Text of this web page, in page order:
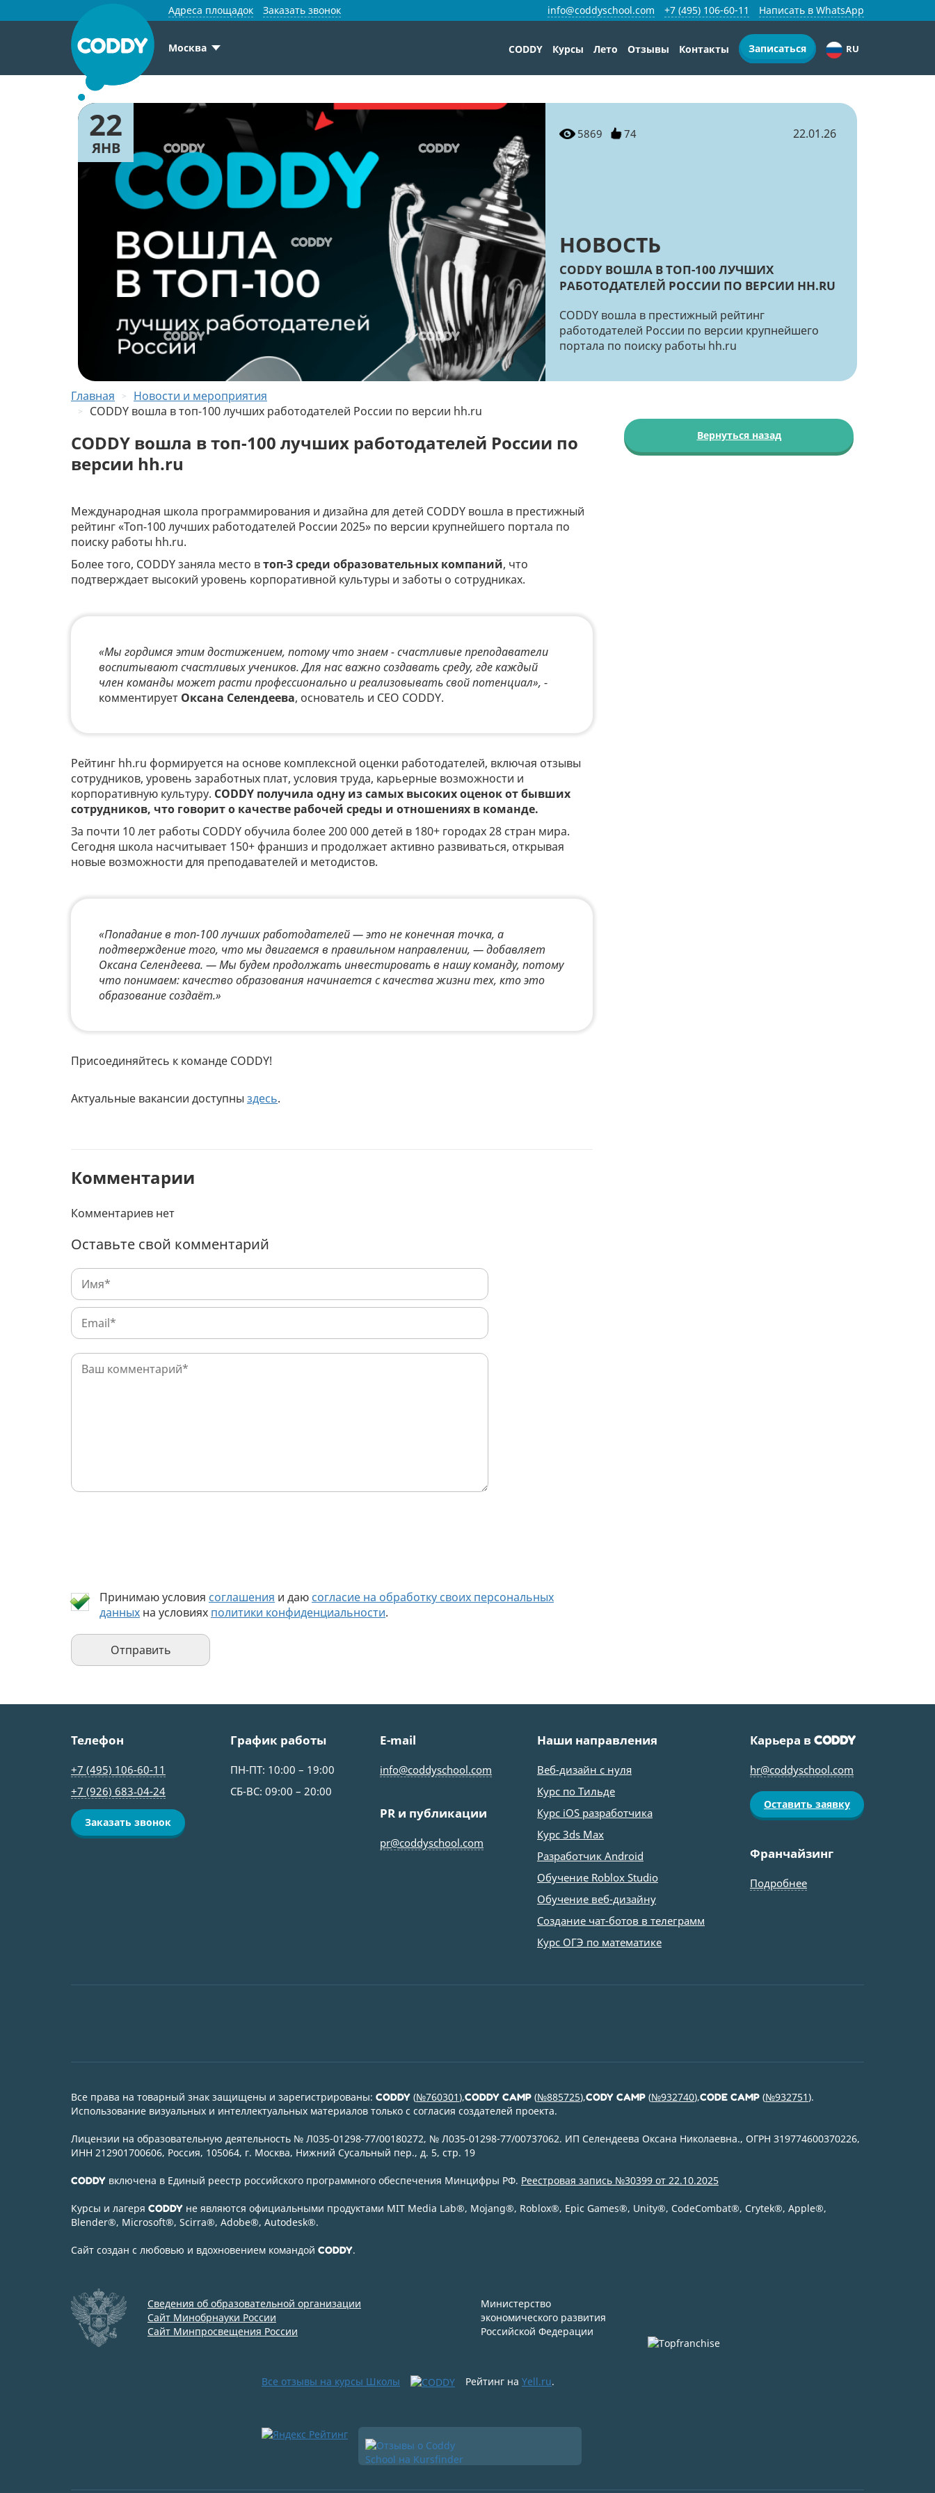
Адреса площадок Заказать звонок Написать в WhatsApp
+7 (495) 106-60-11
info@coddyschool.com
Москва CODDY Курсы Лето Отзывы Контакты Записаться RU
22
ЯНВ
5869 74 22.01.26
НОВОСТЬ
CODDY ВОШЛА В ТОП-100 ЛУЧШИХ
РАБОТОДАТЕЛЕЙ РОССИИ ПО ВЕРСИИ HH.RU
CODDY вошла в престижный рейтинг
работодателей России по версии крупнейшего
портала по поиску работы hh.ru
Главная
Новости и мероприятия
CODDY вошла в топ-100 лучших работодателей России по версии hh.ru
CODDY вошла в топ-100 лучших работодателей России по
версии hh.ru
Международная школа программирования и дизайна для детей CODDY вошла в престижный
рейтинг «Топ-100 лучших работодателей России 2025» по версии крупнейшего портала по
поиску работы hh.ru.
Более того, CODDY заняла место втоп-3 среди образовательных компаний, что
подтверждает высокий уровень корпоративной культуры и заботы о сотрудниках.
«Мы гордимся этим достижением, потому что знаем - счастливые преподаватели
воспитывают счастливых учеников. Для нас важно создавать среду, где каждый
член команды может расти профессионально и реализовывать свой потенциал», -
комментирует Оксана Селендеева, основатель и CEO CODDY.
Рейтинг hh.ru формируется на основе комплексной оценки работодателей, включая отзывы
сотрудников, уровень заработных плат, условия труда, карьерные возможности и
корпоративную культуру. CODDY получила одну из самых высоких оценок от бывших
сотрудников, что говорит о качестве рабочей среды и отношениях в команде.
За почти 10 лет работы CODDY обучила более 200 000 детей в 180+ городах 28 стран мира.
Сегодня школа насчитывает 150+ франшиз и продолжает активно развиваться, открывая
новые возможности для преподавателей и методистов.
«Попадание в топ-100 лучших работодателей — это не конечная точка, а
подтверждение того, что мы двигаемся в правильном направлении, — добавляет
Оксана Селендеева. — Мы будем продолжать инвестировать в нашу команду, потому
что понимаем: качество образования начинается с качества жизни тех, кто это
образование создаёт.»
Присоединяйтесь к команде CODDY!
Актуальные вакансии доступны здесь.
Комментарии
Комментариев нет
Оставьте свой комментарий
Принимаю условия соглашения и даю согласие на обработку своих персональных
данных на условиях политики конфиденциальности.
Вернуться назад
Телефон
+7 (495) 106-60-11
+7 (926) 683‑04-24
Заказать звонок
График работы
ПН-ПТ: 10:00 – 19:00
СБ-ВС: 09:00 – 20:00
E-mail
info@coddyschool.com
PR и публикации
pr@coddyschool.com
Наши направления
Веб-дизайн с нуля
Курс по Тильде
Курс iOS разработчика
Курс 3ds Max
Разработчик Android
Обучение Roblox Studio
Обучение веб-дизайну
Создание чат-ботов в телеграмм
Курс ОГЭ по математике
Карьера вCODDY
hr@coddyschool.com
Оставить заявку
Франчайзинг
Подробнее
Все права на товарный знак защищены и зарегистрированы: CODDY (№760301),CODDY CAMP (№885725),CODY CAMP (№932740),CODE CAMP (№932751).
Использование визуальных и интеллектуальных материалов только с согласия создателей проекта.
Лицензии на образовательную деятельность № Л035-01298-77/00180272, № Л035-01298-77/00737062. ИП Селендеева Оксана Николаевна., ОГРН 319774600370226,
ИНН 212901700606, Россия, 105064, г. Москва, Нижний Сусальный пер., д. 5, стр. 19
CODDY включена в Единый реестр российского программного обеспечения Минцифры РФ. Реестровая запись №30399 от 22.10.2025
Курсы и лагеря CODDY не являются официальными продуктами MIT Media Lab®, Mojang®, Roblox®, Epic Games®, Unity®, CodeСombat®, Crytek®, Apple®,
Blender®, Microsoft®, Scirra®, Adobe®, Autodesk®.
Сайт создан с любовью и вдохновением командой CODDY.
Сведения об образовательной организации
Сайт Минобрнауки России
Сайт Минпросвещения России
Министерство
экономического развития
Российской Федерации
Все отзывы на курсы Школы Рейтинг на Yell.ru.